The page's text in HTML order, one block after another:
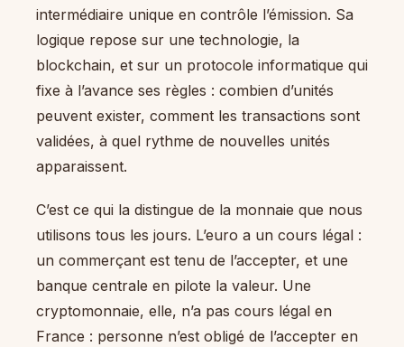
intermédiaire unique en contrôle l’émission. Sa
logique repose sur une technologie, la
blockchain, et sur un protocole informatique qui
fixe à l’avance ses règles : combien d’unités
peuvent exister, comment les transactions sont
validées, à quel rythme de nouvelles unités
apparaissent.
C’est ce qui la distingue de la monnaie que nous
utilisons tous les jours. L’euro a un cours légal :
un commerçant est tenu de l’accepter, et une
banque centrale en pilote la valeur. Une
cryptomonnaie, elle, n’a pas cours légal en
France : personne n’est obligé de l’accepter en